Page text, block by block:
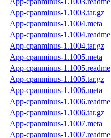
App-cpanminus-1.1003.tar.gz
App-cpanminus-1.1004.meta
App-cpanminus-1.1004.readme
App-cpanminus-1.1004.tar.gz
App-cpanminus-1.1005.meta
App-cpanminus-1.1005.readme
App-cpanminus-1.1005.tar.gz
App-cpanminus-1.1006.meta
App-cpanminus-1.1006.readme
App-cpanminus-1.1006.tar.gz
App-cpanminus-1.1007.meta
App-cpanminus-1.1007.readme